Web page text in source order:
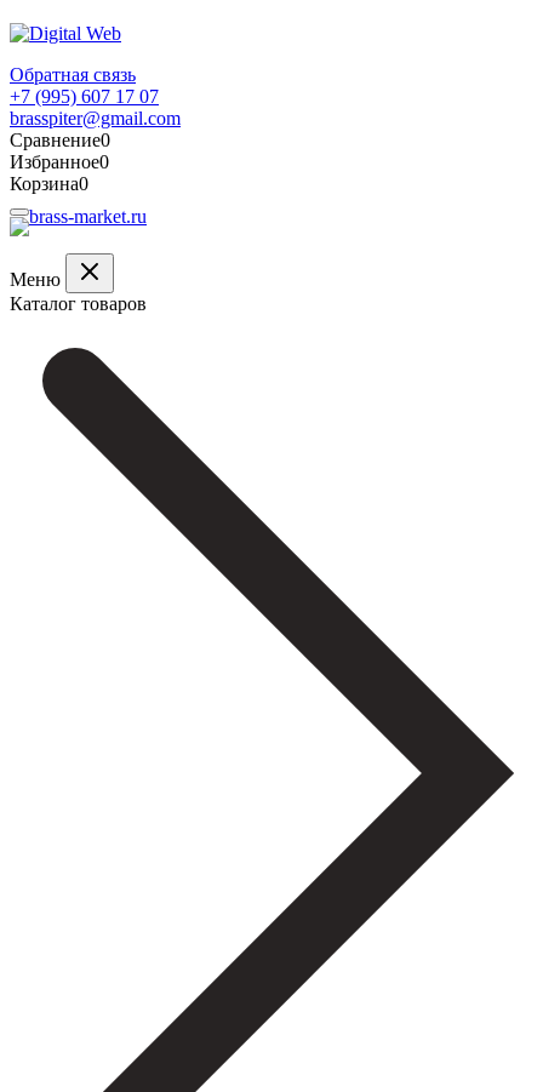
Обратная связь
+7 (995) 607 17 07
brasspiter@gmail.com
Сравнение0
Избранное0
Корзина0
Меню
Каталог товаров